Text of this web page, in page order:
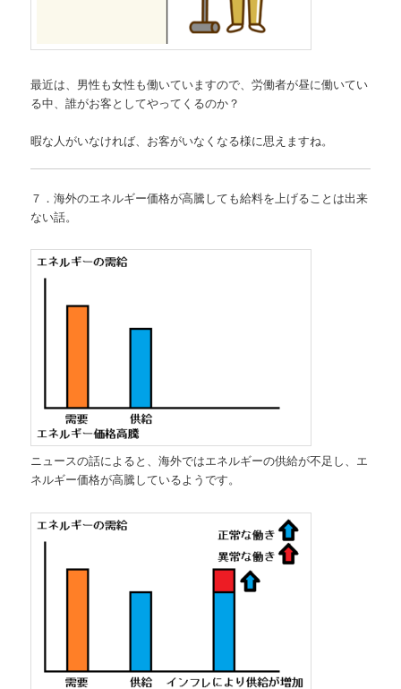
最近は、男性も女性も働いていますので、労働者が昼に働いてい
る中、誰がお客としてやってくるのか？
暇な人がいなければ、お客がいなくなる様に思えますね。
７．海外のエネルギー価格が高騰しても給料を上げることは出来
ない話。
ニュースの話によると、海外ではエネルギーの供給が不足し、エ
ネルギー価格が高騰しているようです。